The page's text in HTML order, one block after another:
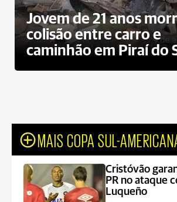
Jovem de 21 anos
colisão entre carro e
caminhão em Piraí do
MAIS COPA SUL-
Cristóvão
PR no ataque
Luqueño